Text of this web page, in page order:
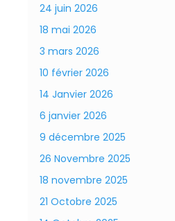
24 juin 2026
18 mai 2026
3 mars 2026
10 février 2026
14 Janvier 2026
6 janvier 2026
9 décembre 2025
26 Novembre 2025
18 novembre 2025
21 Octobre 2025